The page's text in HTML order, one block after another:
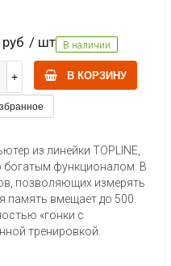
руб / шт В наличии
В КОРЗИНУ
из линейки TOPLINE,
функционалом. В
позволяющих измерять
память вмещает до 500
«гонки с
тренировкой.